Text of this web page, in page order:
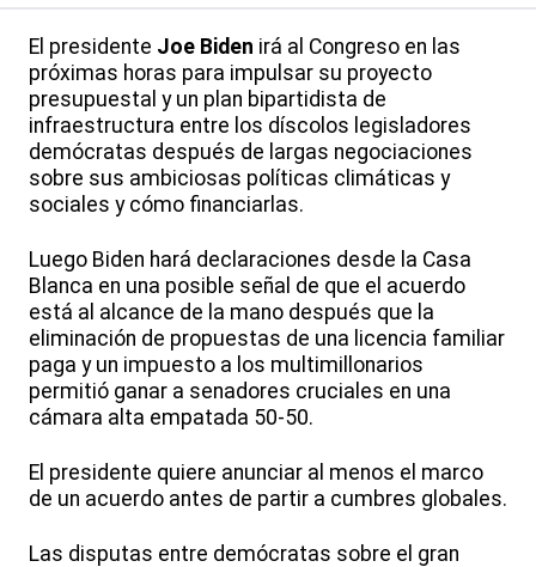
El presidente Joe Biden irá al Congreso en las
próximas horas para impulsar su proyecto
presupuestal y un plan bipartidista de
infraestructura entre los díscolos legisladores
demócratas después de largas negociaciones
sobre sus ambiciosas políticas climáticas y
sociales y cómo financiarlas.
Luego Biden hará declaraciones desde la Casa
Blanca en una posible señal de que el acuerdo
está al alcance de la mano después que la
eliminación de propuestas de una licencia familiar
paga y un impuesto a los multimillonarios
permitió ganar a senadores cruciales en una
cámara alta empatada 50-50.
El presidente quiere anunciar al menos el marco
de un acuerdo antes de partir a cumbres globales.
Las disputas entre demócratas sobre el gran